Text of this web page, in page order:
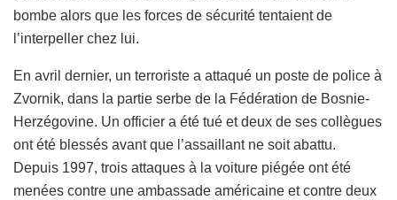
bombe alors que les forces de sécurité tentaient de
l’interpeller chez lui.
En avril dernier, un terroriste a attaqué un poste de police à
Zvornik, dans la partie serbe de la Fédération de Bosnie-
Herzégovine. Un officier a été tué et deux de ses collègues
ont été blessés avant que l’assaillant ne soit abattu.
Depuis 1997, trois attaques à la voiture piégée ont été
menées contre une ambassade américaine et contre deux